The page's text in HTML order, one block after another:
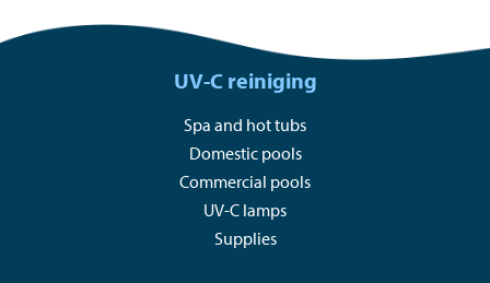
UV-C reiniging
Spa and hot tubs
Domestic pools
Commercial pools
UV-C lamps
Supplies